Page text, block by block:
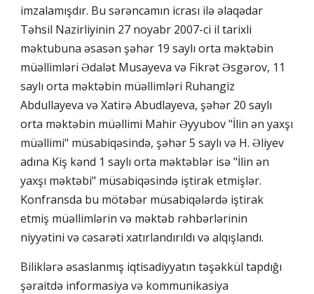
imzalamışdır. Bu sərəncamın icrası ilə əlaqədar
Təhsil Nazirliyinin 27 noyabr 2007-ci il tarixli
məktubuna əsasən şəhər 19 saylı orta məktəbin
müəllimləri Ədalət Musayeva və Fikrət Əsgərov, 11
saylı orta məktəbin müəllimləri Ruhangiz
Abdullayeva və Xatirə Abudlayeva, şəhər 20 saylı
orta məktəbin müəllimi Mahir Əyyubov "İlin ən yaxşı
müəllimi" müsabiqəsində, şəhər 5 saylı və H. Əliyev
adına Kiş kənd 1 saylı orta məktəblər isə "İlin ən
yaxşı məktəbi" müsabiqəsində iştirak etmişlər.
Konfransda bu mötəbər müsabiqələrdə iştirak
etmiş müəllimlərin və məktəb rəhbərlərinin
niyyətini və cəsarəti xatırlandırıldı və alqışlandı.
Biliklərə əsaslanmış iqtisadiyyatın təşəkkül tapdığı
şəraitdə informasiya və kommunikasiya